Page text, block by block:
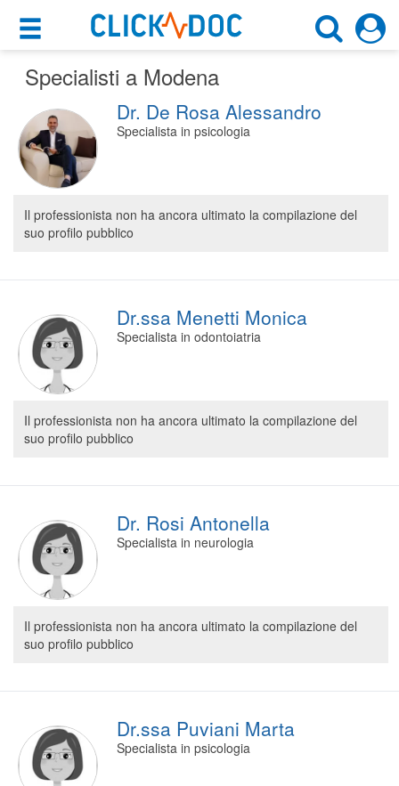
×
Motore di ricerca
×
Cerca uno specialista
Scegli specialità, prestazione o cognome
Cosa possiamo offrirti
Per i pazienti
Prenota una visita
Ricerca specialisti
Consulti online
Per gli specialisti
Prenotazioni online
Planner e rubrica in cloud
Segreteria virtuale
Specialisti a Modena
Dr. De Rosa Alessandro
Specialista in psicologia
Il professionista non ha ancora ultimato la compilazione del
suo profilo pubblico
Dr.ssa Menetti Monica
Specialista in odontoiatria
Il professionista non ha ancora ultimato la compilazione del
suo profilo pubblico
Dr. Rosi Antonella
Specialista in neurologia
Il professionista non ha ancora ultimato la compilazione del
suo profilo pubblico
Dr.ssa Puviani Marta
Specialista in psicologia